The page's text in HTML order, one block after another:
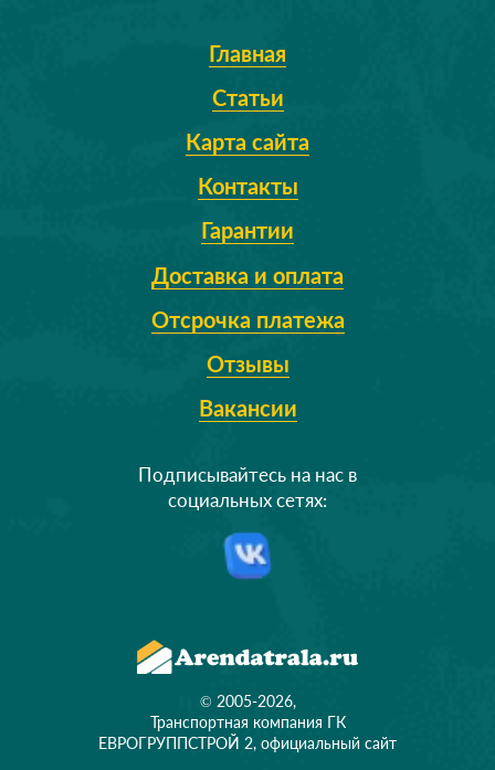
© 2005-2026,
Транспортная компания ГК
ЕВРОГРУППСТРОЙ 2, официальный сайт
Главная
Статьи
Карта сайта
Контакты
Гарантии
Доставка и оплата
Отсрочка платежа
Отзывы
Вакансии
Подписывайтесь на нас в
социальных сетях: